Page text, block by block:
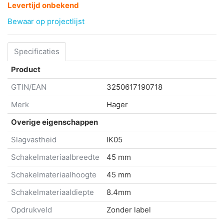
Levertijd onbekend
Bewaar op projectlijst
Specificaties
Product
GTIN/EAN
3250617190718
Merk
Hager
Overige eigenschappen
Slagvastheid
IK05
Schakelmateriaalbreedte
45 mm
Schakelmateriaalhoogte
45 mm
Schakelmateriaaldiepte
8.4mm
Opdrukveld
Zonder label